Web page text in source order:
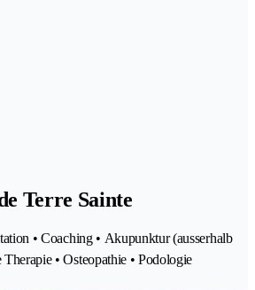
Terre Sainte
• Coaching • Akupunktur (ausserhalb
• Osteopathie • Podologie